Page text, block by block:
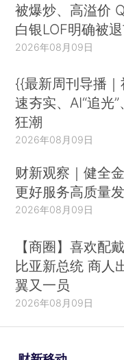
被爆炒、高溢价
白银LOF明确被
2026年08月09日
{{最新周刊导播
速夯实、AI“追光
狂潮
2026年08月09日
财新观察｜健全
更好服务高质量
2026年08月09日
【商圈】喜欢配
比亚新总统 商人
翼又一员
2026年08月09日